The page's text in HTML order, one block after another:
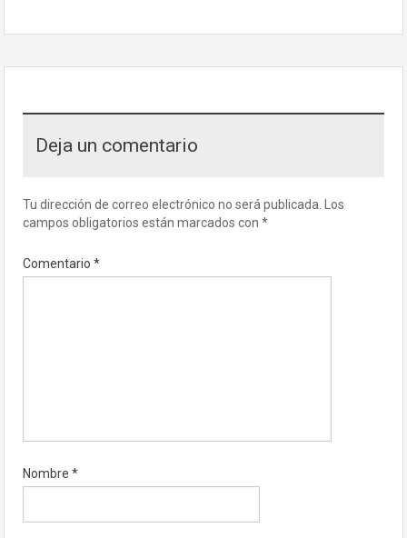
Deja un comentario
Tu dirección de correo electrónico no será publicada. Los
campos obligatorios están marcados con *
Comentario *
Nombre *